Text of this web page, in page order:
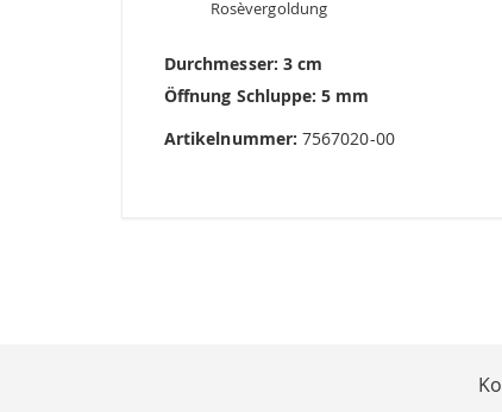
Rosèvergoldung
Durchmesser: 3 cm
Öffnung Schluppe: 5 mm
Artikelnummer: 7567020-00